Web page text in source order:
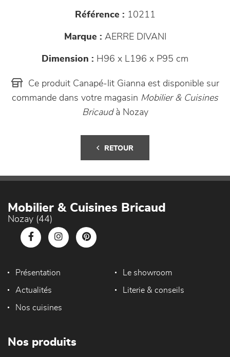
Référence : 10211
Marque : AERRE DIVANI
Dimension : H96 x L196 x P95 cm
Ce produit Canapé-lit Gianna est disponible sur
commande dans votre magasin Mobilier & Cuisines
Bricaudà Nozay
RETOUR
Mobilier & Cuisines Bricaud
Nozay (44)
Présentation Le showroom
Actualités Literie & conseils
Nos cuisines
Nos produits